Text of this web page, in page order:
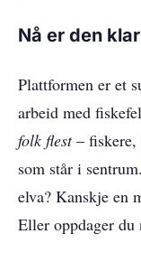
Nå er den
Plattformen er et
arbeid med
folk flest– fiskere,
som står i
elva? Kanskje en
Eller oppdager